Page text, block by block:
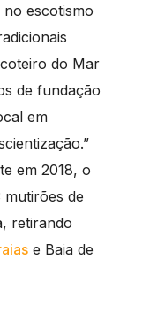
escotismo
do Mar
de fundação
em
em 2018, o
de
retirando
e Baia de